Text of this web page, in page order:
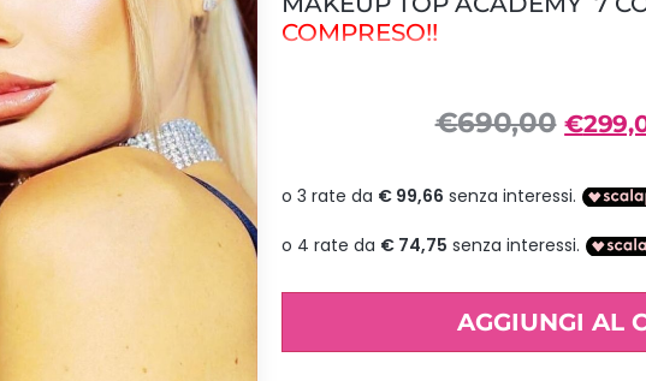
COMPRESO!!
Cosa include il percorso?
✅ Durata totale: 11 ore 4min circa
✅ Assistenza esclusiva dalla nostra sede
✅ KIT VIP Makeup incluso!
€690,00 €
AGGIUNGI AL